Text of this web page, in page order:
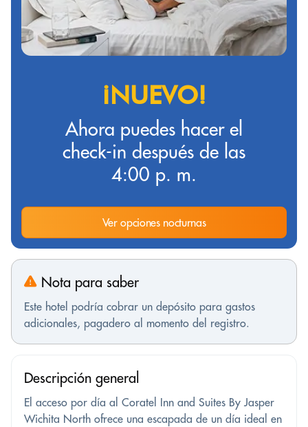
¡NUEVO!
Ahora puedes hacer el
check-in después de las
4:00 p. m.
Ver opciones nocturnas
Nota para saber
Este hotel podría cobrar un depósito para gastos
adicionales, pagadero al momento del registro.
Descripción general
El acceso por día al Coratel Inn and Suites By Jasper
Wichita North ofrece una escapada de un día ideal en